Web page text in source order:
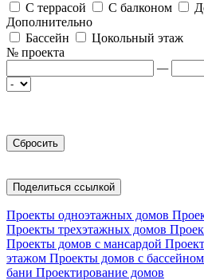
С террасой
С балконом
Дополнительно
Бассейн
Цокольный этаж
№ проекта
—
Поделиться ссылкой
Проекты одноэтажных домов
Проекты трехэтажных домов
Проекты домов с мансардой
этажом Проекты домов с бассейном
бани Проектирование домов